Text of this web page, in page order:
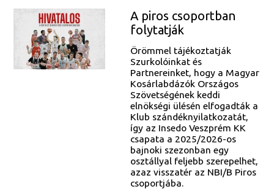
A piros csoportban
folytatják
Örömmel tájékoztatják
Szurkolóinkat és
Partnereinket, hogy a Magyar
Kosárlabdázók Országos
Szövetségének keddi
elnökségi ülésén elfogadták a
Klub szándéknyilatkozatát,
így az Insedo Veszprém KK
csapata a 2025/2026-os
bajnoki szezonban egy
osztállyal feljebb szerepelhet,
azaz visszatér az NBI/B Piros
csoportjába.